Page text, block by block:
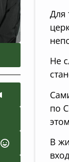
Для
Не
по
В